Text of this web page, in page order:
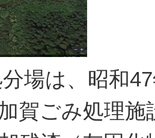
場は、昭和
賀ごみ処理施